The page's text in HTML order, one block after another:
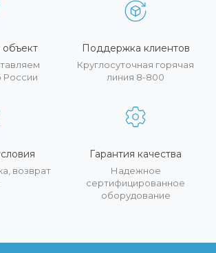
объект
России
Поддержка клиентов
Круглосуточная горячая
линия 8-800
возврат
Гарантия качества
Надежное
сертифицированное
оборудование